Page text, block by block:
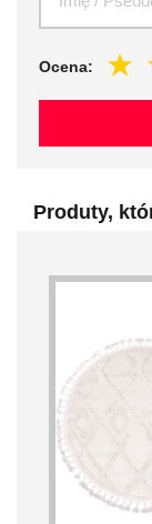
Ocena:
Produty,